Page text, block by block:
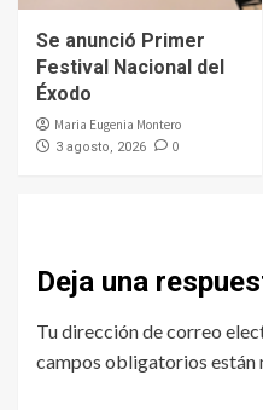
Se anunció Primer
Festival Nacional del
Éxodo
Maria Eugenia Montero
3 agosto, 2026 0
Deja una
Tu dirección de correo
campos obligatorios están